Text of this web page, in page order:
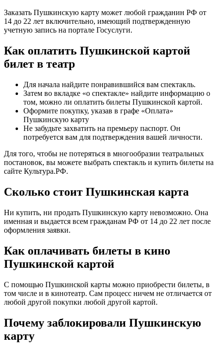
Заказать Пушкинскую карту может любой гражданин РФ от
14 до 22 лет включительно, имеющий подтвержденную
учетную запись на портале Госуслуги.
Как оплатить Пушкинской картой
билет в театр
Для начала найдите понравившийся вам спектакль.
Затем во вкладке «о спектакле» найдите информацию о
том, можно ли оплатить билеты Пушкинской картой.
Оформите покупку, указав в графе «Оплата»
Пушкинскую карту
Не забудьте захватить на премьеру паспорт. Он
потребуется вам для подтверждения вашей личности.
Для того, чтобы не потеряться в многообразии театральных
постановок, вы можете выбрать спектакль и купить билеты на
сайте Культура.РФ.
Сколько стоит Пушкинская карта
Ни купить, ни продать Пушкинскую карту невозможно. Она
именная и выдается всем гражданам РФ от 14 до 22 лет после
оформления заявки.
Как оплачивать билеты в кино
Пушкинской картой
С помощью Пушкинской карты можно приобрести билеты, в
том числе и в кинотеатр. Сам процесс ничем не отличается от
любой другой покупки любой другой картой.
Почему заблокировали Пушкинскую
карту